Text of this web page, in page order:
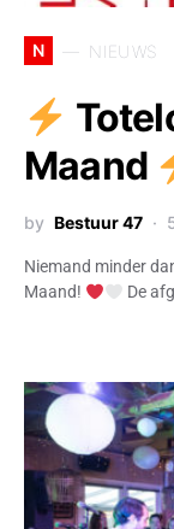
N NIEUWS
Maand
by Bestuur 47
Niemand minder
Maand!
De